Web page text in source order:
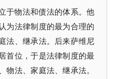
于物法和债法的体系。他
为法律制度的最为合理的
法、继承法。后来萨维尼
首位，于是法律制度的最
物法、家庭法、继承法。